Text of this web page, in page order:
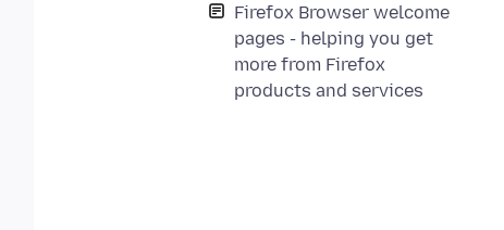
Firefox Browser welcome
pages - helping you get
more from Firefox
products and services